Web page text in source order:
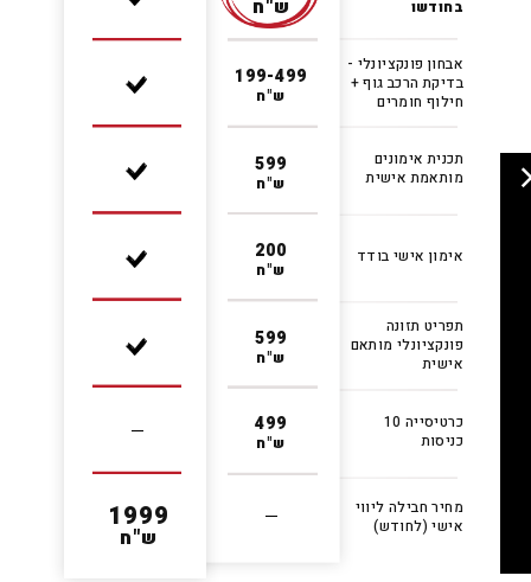
מחיר חבילה ליווי
אישי (לחודש)
כרטיסייה 10
כניסות
תפריט תזונה
פונקציונלי מותאם
אישית
200
ש"ח
499
ש"ח
- אבחון פונקציונלי
+ בדיקת הרכב גוף
חילוף חומרים
בחודשו
אימון אישי בודד
תכנית אימונים
מותאמת אישית
1999
ש"ח
ש"ח
199-499
ש"ח
599
ש"ח
599
ש"ח